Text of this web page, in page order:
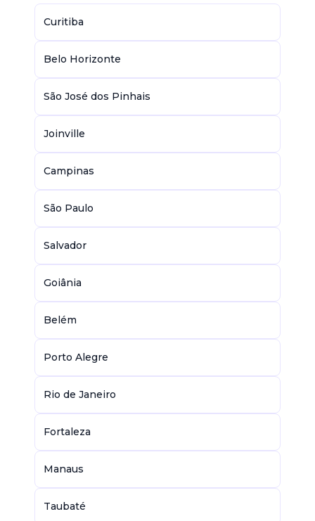
Curitiba
Belo Horizonte
São José dos Pinhais
Joinville
Campinas
São Paulo
Salvador
Goiânia
Belém
Porto Alegre
Rio de Janeiro
Fortaleza
Manaus
Taubaté